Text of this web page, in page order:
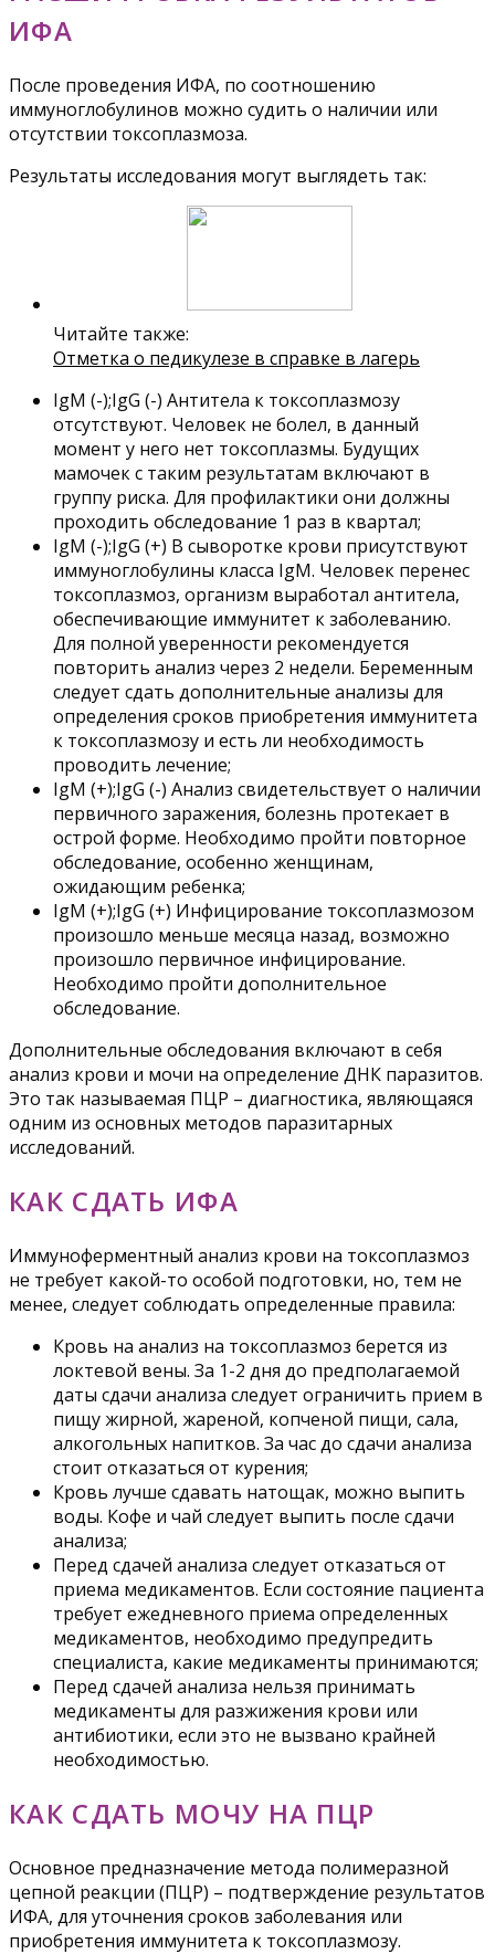
ИФА
После проведения ИФА, по соотношению
иммуноглобулинов можно судить о наличии или
отсутствии токсоплазмоза.
Результаты исследования могут выглядеть так:
Читайте также:
Отметка о педикулезе в справке в лагерь
IgM (-);IgG (-) Антитела к токсоплазмозу
отсутствуют. Человек не болел, в данный
момент у него нет токсоплазмы. Будущих
мамочек с таким результатам включают в
группу риска. Для профилактики они должны
проходить обследование 1 раз в квартал;
IgM (-);IgG (+) В сыворотке крови присутствуют
иммуноглобулины класса IgM. Человек перенес
токсоплазмоз, организм выработал антитела,
обеспечивающие иммунитет к заболеванию.
Для полной уверенности рекомендуется
повторить анализ через 2 недели. Беременным
следует сдать дополнительные анализы для
определения сроков приобретения иммунитета
к токсоплазмозу и есть ли необходимость
проводить лечение;
IgM (+);IgG (-) Анализ свидетельствует о наличии
первичного заражения, болезнь протекает в
острой форме. Необходимо пройти повторное
обследование, особенно женщинам,
ожидающим ребенка;
IgM (+);IgG (+) Инфицирование токсоплазмозом
произошло меньше месяца назад, возможно
произошло первичное инфицирование.
Необходимо пройти дополнительное
обследование.
Дополнительные обследования включают в себя
анализ крови и мочи на определение ДНК паразитов.
Это так называемая ПЦР – диагностика, являющаяся
одним из основных методов паразитарных
исследований.
КАК СДАТЬ ИФА
Иммуноферментный анализ крови на токсоплазмоз
не требует какой-то особой подготовки, но, тем не
менее, следует соблюдать определенные правила:
Кровь на анализ на токсоплазмоз берется из
локтевой вены. За 1-2 дня до предполагаемой
даты сдачи анализа следует ограничить прием в
пищу жирной, жареной, копченой пищи, сала,
алкогольных напитков. За час до сдачи анализа
стоит отказаться от курения;
Кровь лучше сдавать натощак, можно выпить
воды. Кофе и чай следует выпить после сдачи
анализа;
Перед сдачей анализа следует отказаться от
приема медикаментов. Если состояние пациента
требует ежедневного приема определенных
медикаментов, необходимо предупредить
специалиста, какие медикаменты принимаются;
Перед сдачей анализа нельзя принимать
медикаменты для разжижения крови или
антибиотики, если это не вызвано крайней
необходимостью.
КАК СДАТЬ МОЧУ НА ПЦР
Основное предназначение метода полимеразной
цепной реакции (ПЦР) – подтверждение результатов
ИФА, для уточнения сроков заболевания или
приобретения иммунитета к токсоплазмозу.